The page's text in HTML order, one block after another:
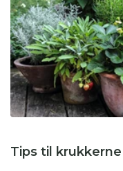
Tips til krukkerne